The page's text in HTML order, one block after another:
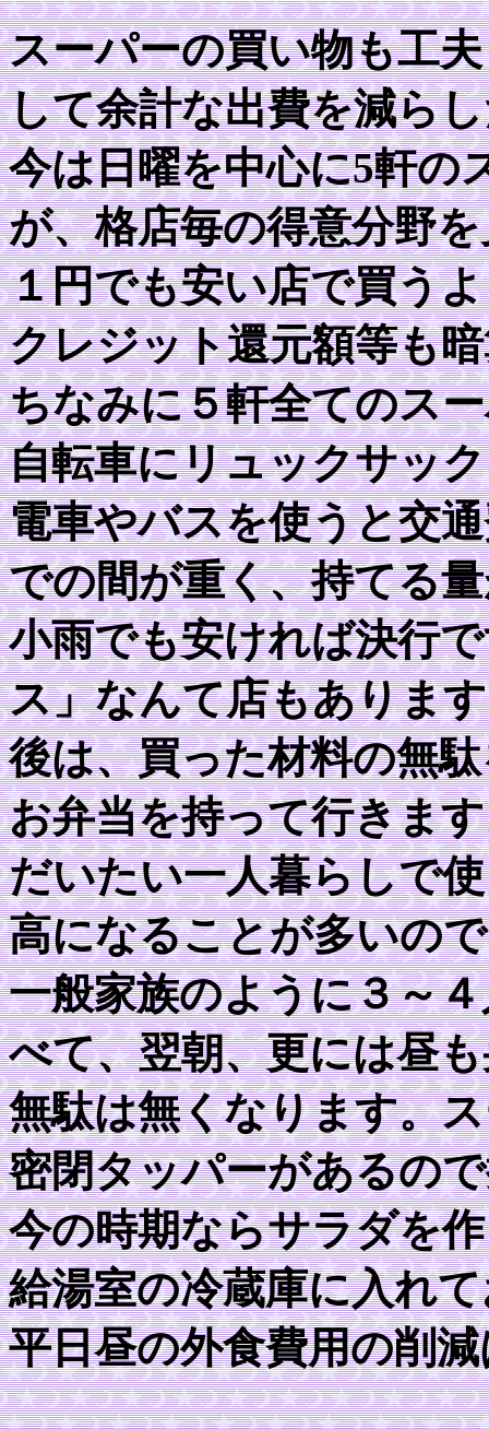
スーパーの買い物も工
して余計な出費を減ら
今は日曜を中心に5軒の
が、格店毎の得意分野
１円でも安い店で買う
クレジット還元額等も
ちなみに５軒全てのス
自転車にリュックサッ
電車やバスを使うと交
での間が重く、持てる
小雨でも安ければ決行
ス」なんて店もありま
後は、買った材料の無
お弁当を持って行きま
だいたい一人暮らしで
高になることが多いの
一般家族のように３～
べて、翌朝、更には昼
無駄は無くなります。
密閉タッパーがあるの
今の時期ならサラダを
給湯室の冷蔵庫に入れ
平日昼の外食費用の削